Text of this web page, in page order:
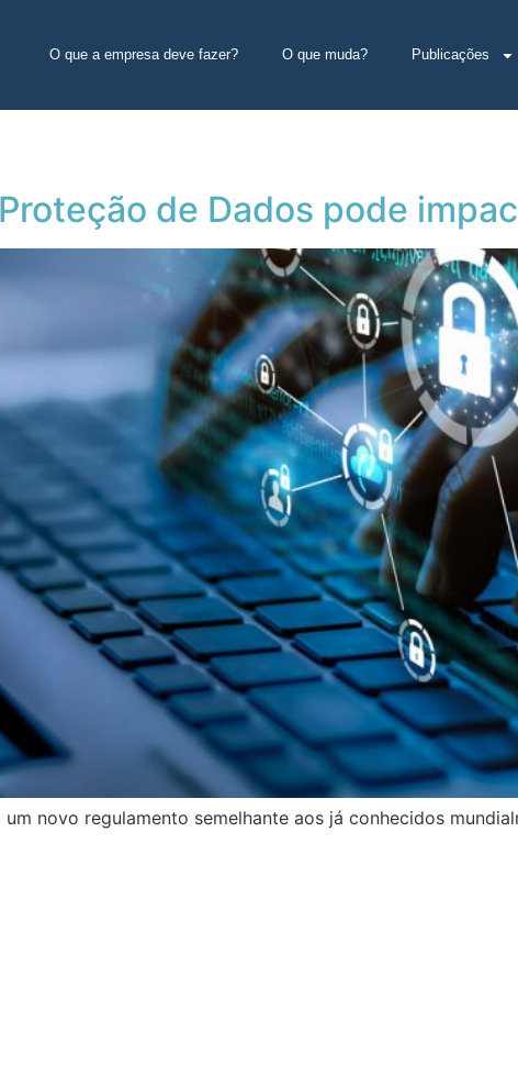
O que a empresa deve fazer? O que muda? Publicações
de Dados pode
novo regulamento semelhante aos já conhecidos